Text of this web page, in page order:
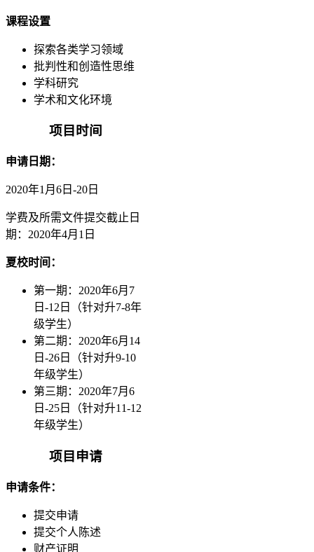
课程设置
探索各类学习领域
批判性和创造性思维
学科研究
学术和文化环境
项目时间
申请日期：
2020年1月6日-20日
学费及所需文件提交截止日
期：2020年4月1日
夏校时间：
第一期：2020年6月7
日-12日（针对升7-8年
级学生）
第二期：2020年6月14
日-26日（针对升9-10
年级学生）
第三期：2020年7月6
日-25日（针对升11-12
年级学生）
项目申请
申请条件：
提交申请
提交个人陈述
财产证明